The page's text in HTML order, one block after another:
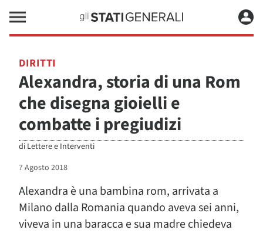
DIRITTI
Alexandra, storia di una Rom
che disegna gioielli e
combatte i pregiudizi
di Lettere e Interventi
7 Agosto 2018
Alexandra è una bambina rom, arrivata a
Milano dalla Romania quando aveva sei anni,
viveva in una baracca e sua madre chiedeva